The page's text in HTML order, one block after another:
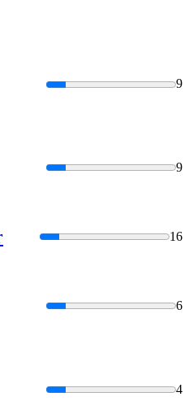
9
9
16
6
4